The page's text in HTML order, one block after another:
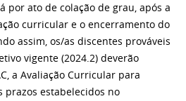
por ato de colação de grau, após a
curricular e o encerramento do
assim, os/as discentes prováveis
vigente (2024.2) deverão
a Avaliação Curricular para
prazos estabelecidos no